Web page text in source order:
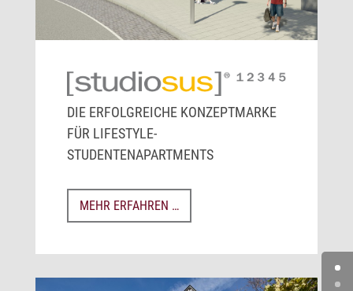
DIE ERFOLGREICHE KONZEPTMARKE
FÜR LIFESTYLE-
STUDENTENAPARTMENTS
MEHR ERFAHREN …